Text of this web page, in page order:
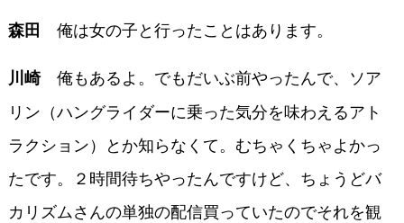
森田 俺は女の子と行ったことはあります。
川崎俺もあるよ。でもだいぶ前やったんで、ソア
リン（ハングライダーに乗った気分を味わえるアト
ラクション）とか知らなくて。むちゃくちゃよかっ
たです。２時間待ちやったんですけど、ちょうどバ
カリズムさんの単独の配信買っていたのでそれを観